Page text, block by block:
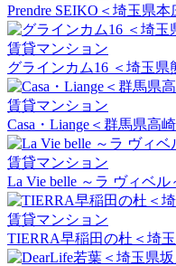
Prendre SEIKO＜埼玉県本
賃貸マンション
グラインカム16 ＜埼玉県
賃貸マンション
Casa・Liange＜群馬県高
賃貸マンション
La Vie belle ～ラ ヴィベ
賃貸マンション
TIERRA早稲田の杜＜埼